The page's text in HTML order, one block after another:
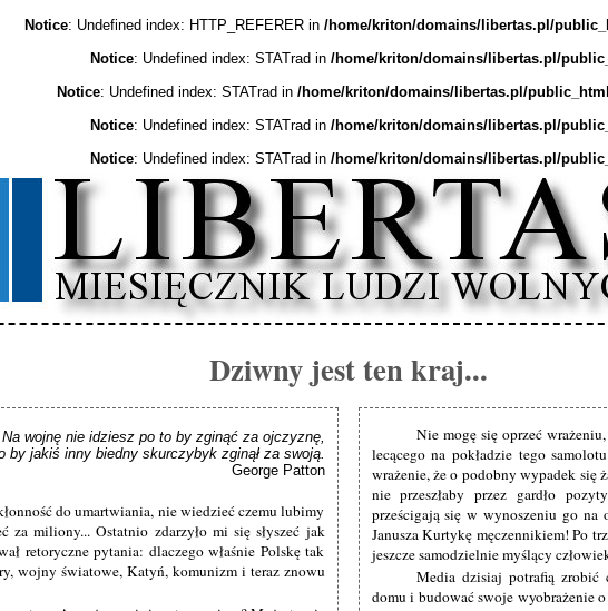
Notice: Undefined index: HTTP_REFERER in /home/kriton/domains/libertas.pl/
Notice: Undefined index: STATrad in /home/kriton/domains/libertas.pl/
Notice: Undefined index: STATrad in /home/kriton/domains/libertas.pl/
Notice: Undefined index: STATrad in /home/kriton/domains/libertas.pl/
Notice: Undefined index: STATrad in /home/kriton/domains/libertas.pl/
Dziwny jest ten kraj...
Na wojnę nie idziesz po to by zginąć za ojczyznę,
by jakiś inny biedny skurczybyk zginął za swoją.
George Patton
do umartwiania, nie wiedzieć czemu lubimy
za miliony... Ostatnio zdarzyło mi się słyszeć jak
retoryczne pytania: dlaczego właśnie Polskę tak
wojny światowe, Katyń, komunizm i teraz znowu
Nie mogę się oprzeć
lecącego na pokładzie tego
wrażenie, że o podobny wypadek się
nie przeszłaby przez gardło
prześcigają się w wynoszeniu go na
Janusza Kurtykę męczennikiem! Po
jeszcze samodzielnie myślący
Media dzisiaj potrafią
domu i budować swoje wyobrażenie